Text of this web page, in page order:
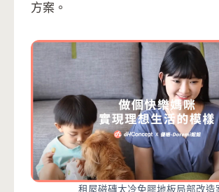
方案。
租屋磁磚太冷免膠地板局部改造